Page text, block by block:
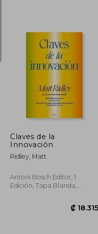
₡ 14.246
Claves de la
Innovación
Ridley, Matt
Antoni Bosch Editor, 1
Edición, Tapa Blanda,